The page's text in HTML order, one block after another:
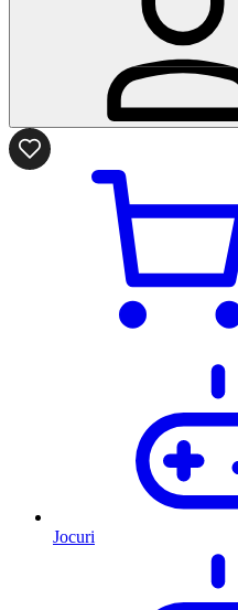
Jocuri